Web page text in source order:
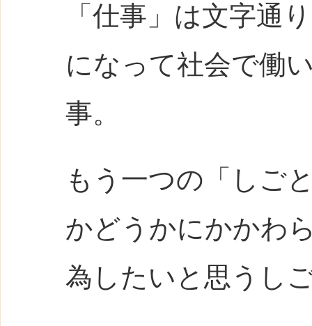
「仕事」は文字通
になって社会で働
事。
もう一つの「しご
かどうかにかかわ
為したいと思うし